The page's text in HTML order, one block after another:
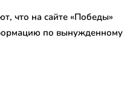
что на сайте «Победы»
по вынужденному